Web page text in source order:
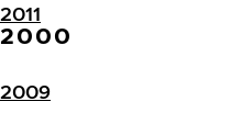
2011
2000
2009